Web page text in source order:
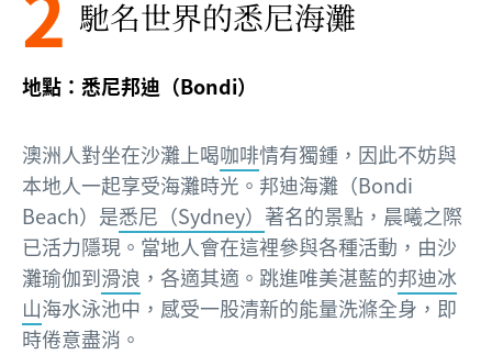
馳名世界的悉尼海灘
地點：悉尼邦迪（Bondi）
澳洲人對坐在沙灘上喝咖啡情有獨鍾，因此不妨與
本地人一起享受海灘時光。邦迪海灘（Bondi
Beach）是悉尼（Sydney） 著名的景點，晨曦之際
已活力隱現。當地人會在這裡參與各種活動，由沙
灘瑜伽到滑浪 ，各適其適。跳進唯美湛藍的邦迪冰
山海水泳池中，感受一股清新的能量洗滌全身，即
時倦意盡消。